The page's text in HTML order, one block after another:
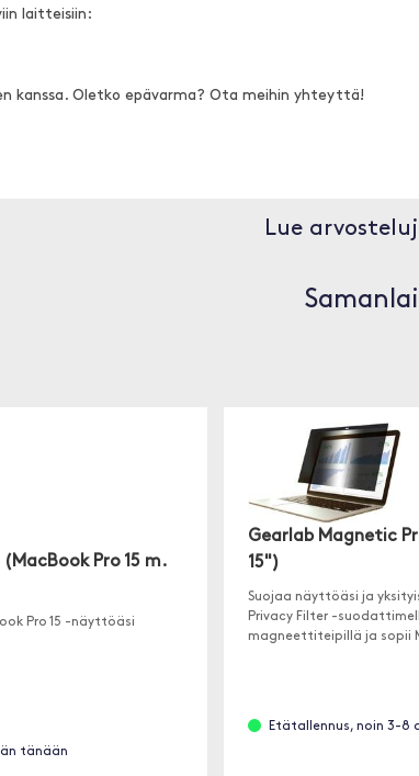
laitteisiin:
kanssa. Oletko epävarma? Ota meihin yhteyttä!
Lue
Pro 15 m.
Pro 15 -näyttöäsi
tänään
Gearlab Magnetic
15")
Suojaa näyttöäsi ja
Privacy Filter -
magneettiteipillä ja sopii
Etätallennus, noin 3-8